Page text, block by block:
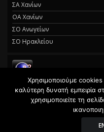
ΣΑ Χανίων
ΟΑ Χανίων
ΣΟ Ανωγείων
ΣΟ Ηρακλείου
© 2021 Σκακιστικός Όμιλος
δημιουργία & φιλοξενία της
Χρησιμοποιούμε
καλύτερη δυνατή εμπειρία
χρησιμοποιείτε τη